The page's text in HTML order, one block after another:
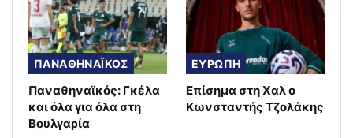
ΠΑΝΑΘΗΝΑΪΚΟΣ
Παναθηναϊκός: Γκέλα
και όλα για όλα στη
Βουλγαρία
ΕΥΡΩΠΗ
Επίσημα στη Χαλ ο
Κωνσταντής Τζολάκης